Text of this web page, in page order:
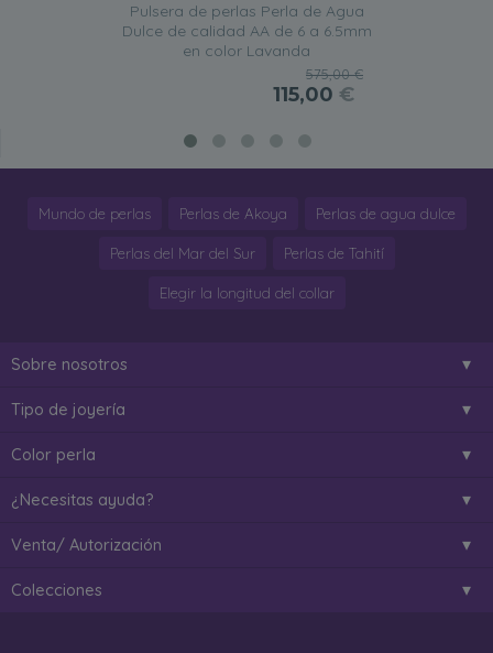
Pulsera de perlas Perla de Agua
Dulce de calidad AA de 6 a 6.5mm
en color Lavanda
575,00 €
115,00 €
Mundo de perlas Perlas de Akoya Perlas de agua dulce
Perlas del Mar del Sur Perlas de Tahití
Elegir la longitud del collar
Sobre nosotros
Tipo de joyería
Color perla
¿Necesitas ayuda?
Venta/ Autorización
Colecciones